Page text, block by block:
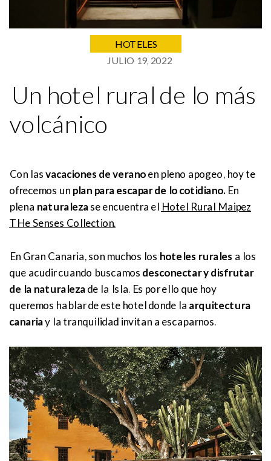
HOTELES
JULIO 19, 2022
Un hotel rural de lo más
volcánico
Con lasvacaciones de veranoen pleno apogeo, hoy te
ofrecemos un plan para escapar de lo cotidiano.En
plena naturalezase encuentra el Hotel Rural Maipez
THe Senses Collection.
En Gran Canaria, son muchos los hoteles rurales a los
que acudir cuando buscamos desconectar y disfrutar
de la naturalezade la Isla. Es por ello que hoy
queremos hablar de este hotel donde la arquitectura
canariay la tranquilidad invitan a escaparnos.